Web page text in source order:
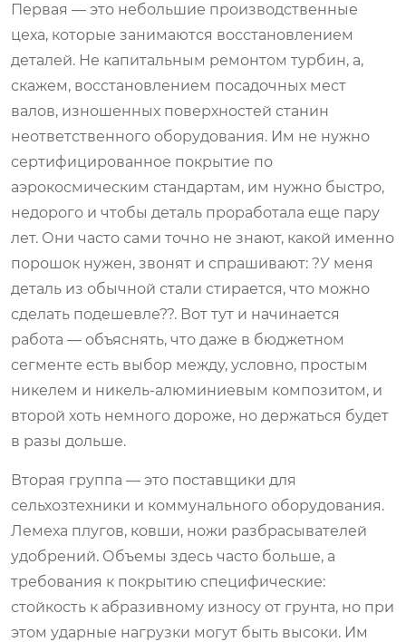
Первая — это небольшие производственные
цеха, которые занимаются восстановлением
деталей. Не капитальным ремонтом турбин, а,
скажем, восстановлением посадочных мест
валов, изношенных поверхностей станин
неответственного оборудования. Им не нужно
сертифицированное покрытие по
аэрокосмическим стандартам, им нужно быстро,
недорого и чтобы деталь проработала еще пару
лет. Они часто сами точно не знают, какой именно
порошок нужен, звонят и спрашивают: ?У меня
деталь из обычной стали стирается, что можно
сделать подешевле??. Вот тут и начинается
работа — объяснять, что даже в бюджетном
сегменте есть выбор между, условно, простым
никелем и никель-алюминиевым композитом, и
второй хоть немного дороже, но держаться будет
в разы дольше.
Вторая группа — это поставщики для
сельхозтехники и коммунального оборудования.
Лемеха плугов, ковши, ножи разбрасывателей
удобрений. Объемы здесь часто больше, а
требования к покрытию специфические:
стойкость к абразивному износу от грунта, но при
этом ударные нагрузки могут быть высоки. Им